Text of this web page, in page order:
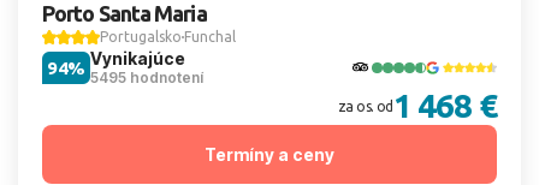
Porto Santa Maria
Portugalsko Funchal
Vynikajúce
5495 hodnotení
94%
za os. od 1 468 €
Termíny a ceny